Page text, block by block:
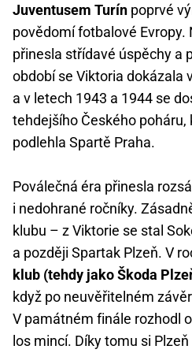
Juventusem Turín poprvé
povědomí fotbalové Evropy.
přinesla střídavé úspěchy a
období se Viktoria dokázala
a v letech 1943 a 1944 se
tehdejšího Českého poháru,
podlehla Spartě Praha.
Poválečná éra přinesla
i nedohrané ročníky.
klubu – z Viktorie se stal
a později Spartak Plzeň. V
klub (tehdy jako Škoda
když po neuvěřitelném
V památném finále rozhodl
los mincí. Díky tomu si